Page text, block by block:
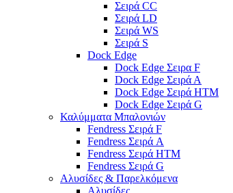
Σειρά CC
Σειρά LD
Σειρά WS
Σειρά S
Dock Edge
Dock Edge Σειρα F
Dock Edge Σειρά Α
Dock Edge Σειρά HTM
Dock Edge Σειρά G
Καλύμματα Μπαλονιών
Fendress Σειρά F
Fendress Σειρά A
Fendress Σειρά HTM
Fendress Σειρά G
Αλυσίδες & Παρελκόμενα
Αλυσίδες